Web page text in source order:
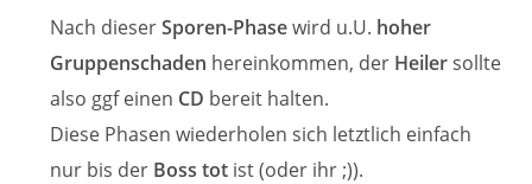
Nach dieserSporen-Phasewird u.U. hoher
Gruppenschaden hereinkommen, der Heilersollte
also ggf einen CD bereit halten.
Diese Phasen wiederholen sich letztlich einfach
nur bis der Boss tot ist (oder ihr ;)).